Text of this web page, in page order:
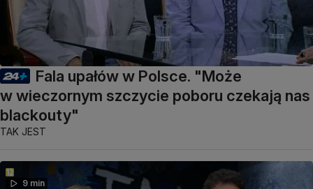
Fala upałów w Polsce. "Może
w wieczornym szczycie poboru czekają nas
blackouty"
TAK JEST
9 min